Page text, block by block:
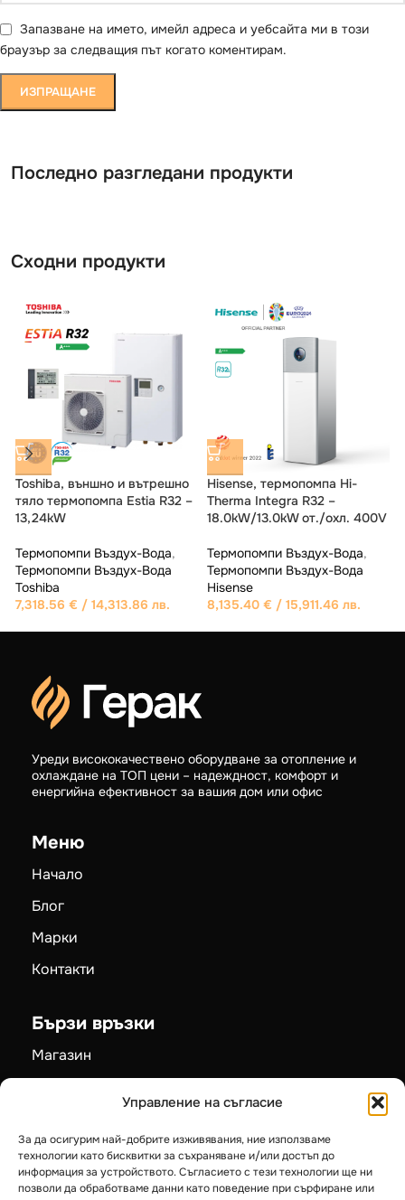
Управление на съгласие
За да осигурим най-добрите изживявания, ние използваме
технологии като бисквитки за съхраняване и/или достъп до
информация за устройството. Съгласието с тези технологии ще ни
позволи да обработваме данни като поведение при сърфиране или
Запазване на името, имейл адреса и уебсайта ми в този
браузър за следващия път когато коментирам.
Последно разгледани продукти
Сходни продукти
Hisense, термопомпа Hi-
Therma Monobloc R32 –
18.0kW/13.0kW от./охл. 400V
Термопомпи Въздух-Вода,
Термопомпи Въздух-Вода
Hisense
4,601.24€ / 8,999.24 лв.
Hisense, термопомпа Hi-
Therma Integra R32 –
7.0kW/4.4kW от./охл. 230V
Термопомпи Въздух-Вода,
Термопомпи Въздух-Вода
Hisense
4,600.04€ / 8,996.90 лв.
Уреди висококачествено оборудване за отопление и
охлаждане на ТОП цени – надеждност, комфорт и
енергийна ефективност за вашия дом или офис
Меню
Начало
Блог
Марки
Контакти
Бързи връзки
Магазин
Карта на сайта